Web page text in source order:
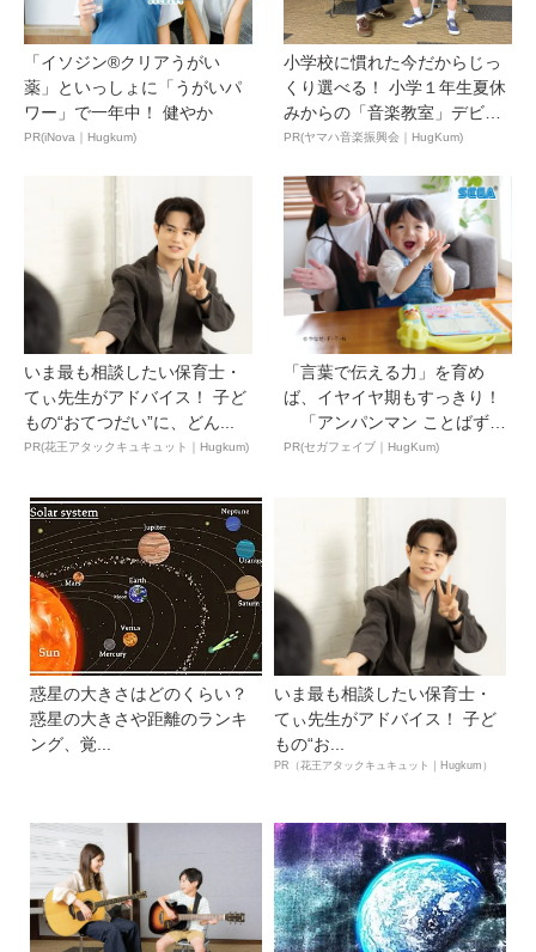
「イソジン®クリアうがい
薬」といっしょに「うがいパ
ワー」で一年中！ 健やか
PR(iNova｜Hugkum)
小学校に慣れた今だからじっ
くり選べる！ 小学１年生夏休
みからの「音楽教室」デビ
ュ...
PR(ヤマハ音楽振興会｜HugKum)
いま最も相談したい保育士・
てぃ先生がアドバイス！ 子ど
もの“おてつだい”に、どん...
PR(花王アタックキュキュット｜Hugkum)
「言葉で伝える力」を育め
ば、イヤイヤ期もすっきり！
「アンパンマン ことばずか
ん...
PR(セガフェイブ｜HugKum)
惑星の大きさはどのくらい？
惑星の大きさや距離のランキ
ング、覚...
いま最も相談したい保育士・
てぃ先生がアドバイス！ 子ど
もの“お...
PR（花王アタックキュキュット｜Hugkum）